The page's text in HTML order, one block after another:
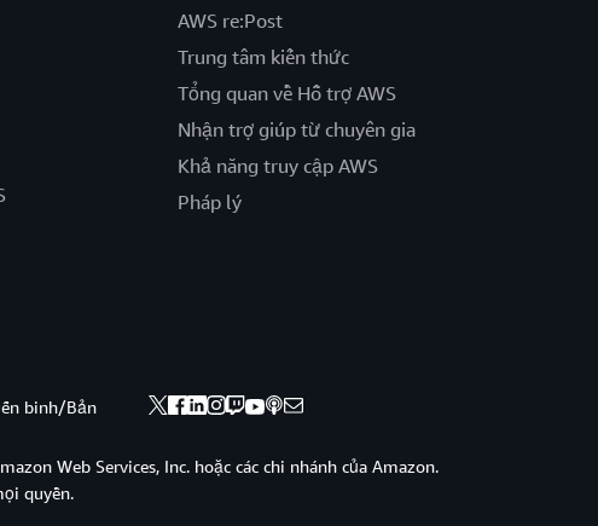
AWS re:Post
Trung tâm kiến thức
Tổng quan về Hỗ trợ AWS
Nhận trợ giúp từ chuyên gia
Khả năng truy cập AWS
Pháp lý
binh/Bản
Web Services, Inc. hoặc các chi nhánh của Amazon.
quyền.